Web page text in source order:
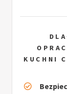
KUCHNI